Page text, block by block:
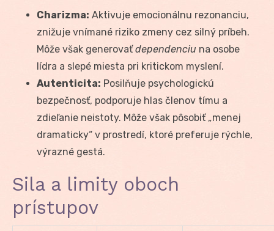
Charizma: Aktivuje emocionálnu rezonanciu,
znižuje vnímané riziko zmeny cez silný príbeh.
Môže však generovaťdependenciu na osobe
lídra a slepé miesta pri kritickom myslení.
Autenticita: Posilňuje psychologickú
bezpečnosť, podporuje hlas členov tímu a
zdieľanie neistoty. Môže však pôsobiť „menej
dramaticky“ v prostredí, ktoré preferuje rýchle,
výrazné gestá.
Sila a limity oboch
prístupov